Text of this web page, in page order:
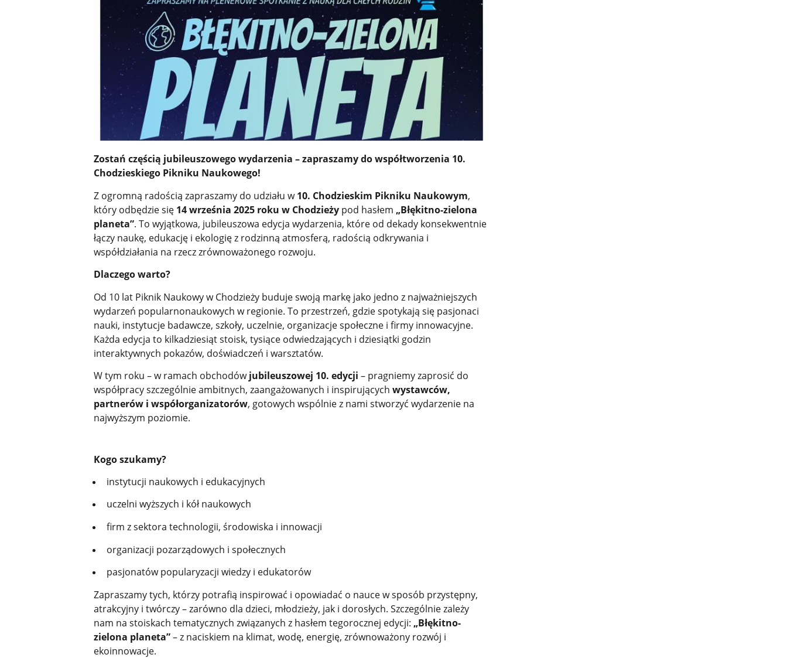
Zostań częścią jubileuszowego wydarzenia – zapraszamy do współtworzenia 10.
Chodzieskiego Pikniku Naukowego!
Z ogromną radością zapraszamy do udziału w10. Chodzieskim Pikniku Naukowym,
który odbędzie się 14 września 2025 roku w Chodzieżypod hasłem „Błękitno-zielona
planeta”. To wyjątkowa, jubileuszowa edycja wydarzenia, które od dekady konsekwentnie
łączy naukę, edukację i ekologię z rodzinną atmosferą, radością odkrywania i
współdziałania na rzecz zrównoważonego rozwoju.
Dlaczego warto?
Od 10 lat Piknik Naukowy w Chodzieży buduje swoją markę jako jedno z najważniejszych
wydarzeń popularnonaukowych w regionie. To przestrzeń, gdzie spotykają się pasjonaci
nauki, instytucje badawcze, szkoły, uczelnie, organizacje społeczne i firmy innowacyjne.
Każda edycja to kilkadziesiąt stoisk, tysiące odwiedzających i dziesiątki godzin
interaktywnych pokazów, doświadczeń i warsztatów.
W tym roku – w ramach obchodówjubileuszowej 10. edycji – pragniemy zaprosić do
współpracy szczególnie ambitnych, zaangażowanych i inspirujących wystawców,
partnerów i współorganizatorów, gotowych wspólnie z nami stworzyć wydarzenie na
najwyższym poziomie.
Kogo szukamy?
instytucji naukowych i edukacyjnych
uczelni wyższych i kół naukowych
firm z sektora technologii, środowiska i innowacji
organizacji pozarządowych i społecznych
pasjonatów popularyzacji wiedzy i edukatorów
Zapraszamy tych, którzy potrafią inspirować i opowiadać o nauce w sposób przystępny,
atrakcyjny i twórczy – zarówno dla dzieci, młodzieży, jak i dorosłych. Szczególnie zależy
nam na stoiskach tematycznych związanych z hasłem tegorocznej edycji: „Błękitno-
zielona planeta”– z naciskiem na klimat, wodę, energię, zrównoważony rozwój i
ekoinnowacje.